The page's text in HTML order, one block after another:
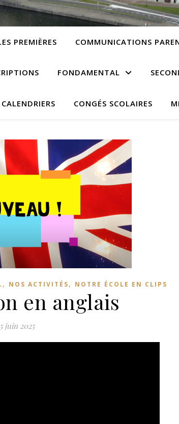
PREMIÈRES COMMUNICATIONS
FONDAMENTAL
CALENDRIERS CONGÉS SCOLAIRES
, NOS ACTIVITÉS, NOTRE ÉCOLE EN CLIPS
en anglais
5 juin 2025